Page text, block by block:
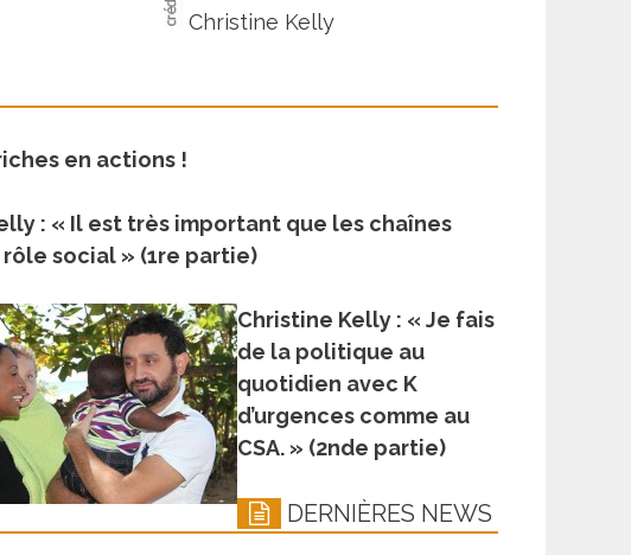
Christine Kelly
en actions !
: « Il est très important que les chaînes
social » (1re partie)
Christine Kelly : « Je fais
de la politique au
quotidien avec K
d’urgences comme au
CSA. » (2nde partie)
DERNIÈRES NEWS